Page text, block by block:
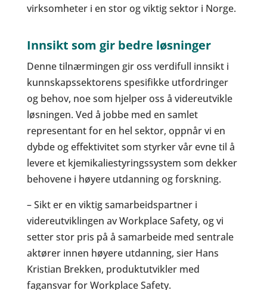
virksomheter i en stor og viktig sektor i Norge.
Innsikt som gir bedre løsninger
Denne tilnærmingen gir oss verdifull innsikt i
kunnskapssektorens spesifikke utfordringer
og behov, noe som hjelper oss å videreutvikle
løsningen. Ved å jobbe med en samlet
representant for en hel sektor, oppnår vi en
dybde og effektivitet som styrker vår evne til å
levere et kjemikaliestyringssystem som dekker
behovene i høyere utdanning og forskning.
– Sikt er en viktig samarbeidspartner i
videreutviklingen av Workplace Safety, og vi
setter stor pris på å samarbeide med sentrale
aktører innen høyere utdanning, sier Hans
Kristian Brekken, produktutvikler med
fagansvar for Workplace Safety.